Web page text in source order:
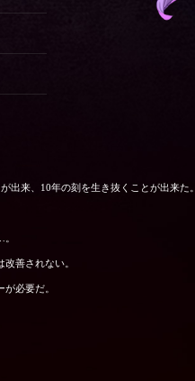
出来、10年の刻を生き抜くことが出来た。
善されない。
必要だ。